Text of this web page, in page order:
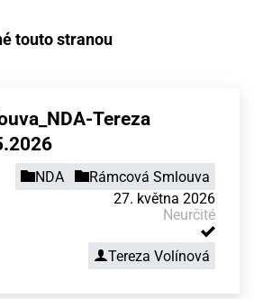
touto stranou
Tereza
NDA
Rámcová Smlouva
27. května 2026
Neurčité
Tereza Volínová